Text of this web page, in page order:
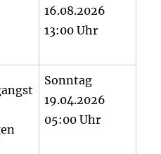
16.08.2026
13:00 Uhr
Sonntag
19.04.2026
05:00 Uhr